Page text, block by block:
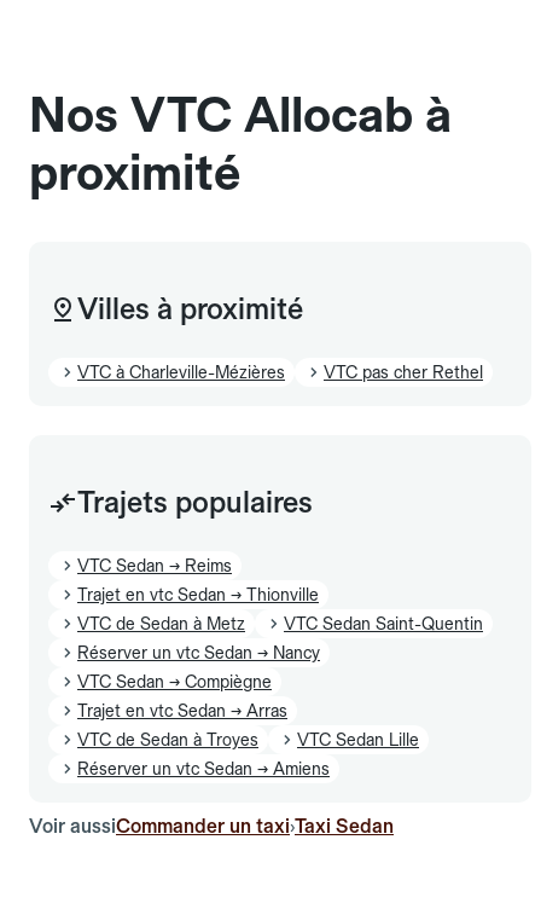
Nos VTC Allocab à
proximité
Villes à proximité
VTC à Charleville-Mézières VTC pas cher Rethel
Trajets populaires
VTC Sedan → Reims
Trajet en vtc Sedan → Thionville
VTC de Sedan à Metz
VTC Sedan Saint-Quentin
Réserver un vtc Sedan → Nancy
VTC Sedan → Compiègne
Trajet en vtc Sedan → Arras
VTC de Sedan à Troyes
VTC Sedan Lille
Réserver un vtc Sedan → Amiens
Voir aussiCommander un taxi›Taxi Sedan